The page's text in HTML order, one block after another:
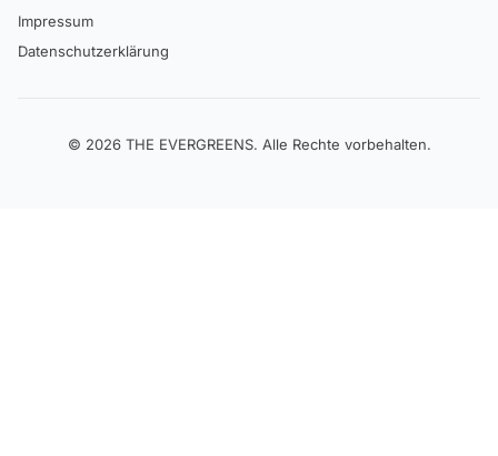
Impressum
Datenschutzerklärung
© 2026 THE EVERGREENS. Alle Rechte vorbehalten.